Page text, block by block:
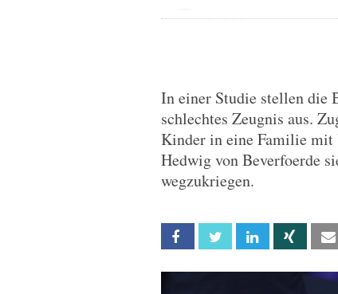
In einer Studie stellen die
schlechtes Zeugnis aus.
Kinder in eine Familie mit
Hedwig von Beverfoerde
wegzukriegen.
Facebook Twitter Linkedin Xing